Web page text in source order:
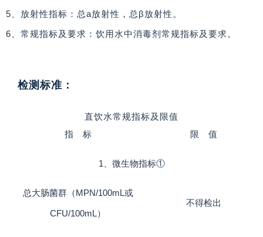
5、放射性指标：总a放射性，总β放射性。
6、常规指标及要求：饮用水中消毒剂常规指标及要求。
检测标准：
直饮水常规指标及限值
指 标
限 值
1、微生物指标①
总大肠菌群（MPN/100mL或
CFU/100mL）
不得检出